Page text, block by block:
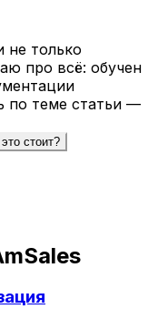
не только
про всё: обучен
по теме статьи —
стоит?